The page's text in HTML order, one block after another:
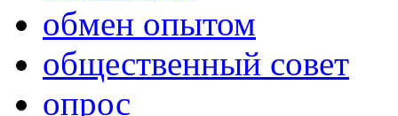
обмен опытом
общественный совет
опрос